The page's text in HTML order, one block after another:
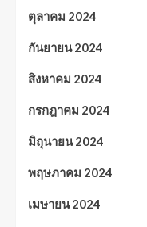
ตุลาคม 2024
กันยายน 2024
สิงหาคม 2024
กรกฎาคม 2024
มิถุนายน 2024
พฤษภาคม 2024
เมษายน 2024